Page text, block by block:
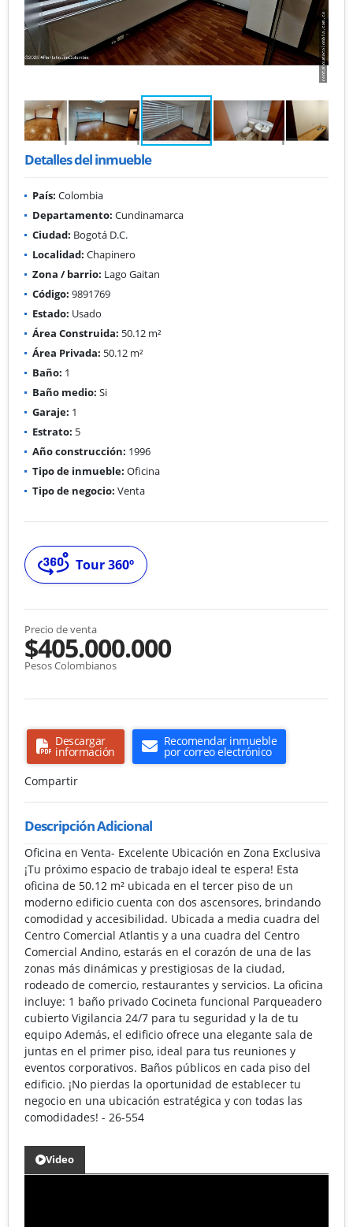
Detalles del inmueble
País: Colombia
Departamento: Cundinamarca
Ciudad: Bogotá D.C.
Localidad: Chapinero
Zona / barrio: Lago Gaitan
Código: 9891769
Estado: Usado
Área Construida: 50.12 m²
Área Privada: 50.12 m²
Baño: 1
Baño medio: Si
Garaje: 1
Estrato: 5
Año construcción: 1996
Tipo de inmueble: Oficina
Tipo de negocio: Venta
Tour 360º
Precio de venta
$405.000.000
Pesos Colombianos
Descargar
información
Recomendar inmueble
por correo electrónico
Compartir
Descripción Adicional
Oficina en Venta- Excelente Ubicación en Zona Exclusiva
¡Tu próximo espacio de trabajo ideal te espera! Esta
oficina de 50.12 m² ubicada en el tercer piso de un
moderno edificio cuenta con dos ascensores, brindando
comodidad y accesibilidad. Ubicada a media cuadra del
Centro Comercial Atlantis y a una cuadra del Centro
Comercial Andino, estarás en el corazón de una de las
zonas más dinámicas y prestigiosas de la ciudad,
rodeado de comercio, restaurantes y servicios. La oficina
incluye: 1 baño privado Cocineta funcional Parqueadero
cubierto Vigilancia 24/7 para tu seguridad y la de tu
equipo Además, el edificio ofrece una elegante sala de
juntas en el primer piso, ideal para tus reuniones y
eventos corporativos. Baños públicos en cada piso del
edificio. ¡No pierdas la oportunidad de establecer tu
negocio en una ubicación estratégica y con todas las
comodidades! - 26-554
Video